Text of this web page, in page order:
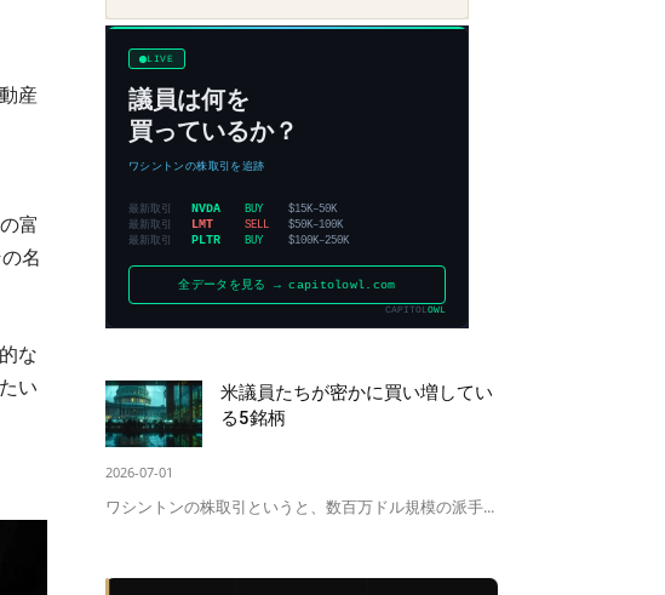
産
富
名
な
い
米議員たちが密かに買い増してい
る5銘柄
2026-07-01
ワシントンの株取引というと、数百万ドル規模の派手...